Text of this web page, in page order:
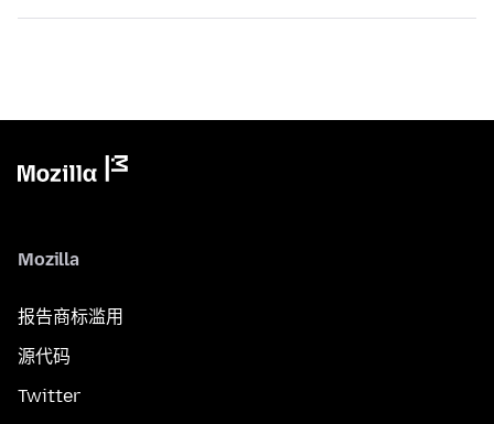
Mozilla
报告商标滥用
源代码
Twitter